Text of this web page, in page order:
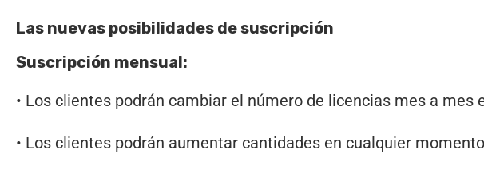
Las nuevas posibilidades de suscripción
Suscripción mensual:
• Los clientes podrán cambiar el número de licencias mes a mes
• Los clientes podrán aumentar cantidades en cualquier